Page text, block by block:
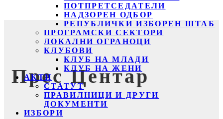
ПОТПРЕТСЕДАТЕЛИ
НАДЗОРЕН ОДБОР
РЕПУБЛИЧКИ ИЗБОРЕН ШТАБ
ПРОГРАМСКИ СЕКТОРИ
ЛОКАЛНИ ОГРАНОЦИ
КЛУБОВИ
КЛУБ НА МЛАДИ
КЛУБ НА ЖЕНИ
АКТИ
СТАТУТ
ПРАВИЛНИЦИ И ДРУГИ
ДОКУМЕНТИ
ИЗБОРИ
Прес Центар